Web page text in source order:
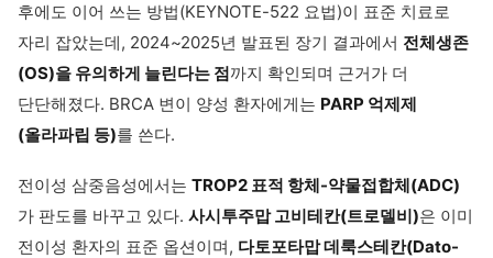
후에도 이어 쓰는 방법(KEYNOTE-522 요법)이 표준 치료로
자리 잡았는데, 2024~2025년 발표된 장기 결과에서 전체생존
(OS)을 유의하게 늘린다는 점까지 확인되며 근거가 더
단단해졌다. BRCA 변이 양성 환자에게는 PARP 억제제
(올라파립 등)를 쓴다.
전이성 삼중음성에서는 TROP2 표적 항체-약물접합체(ADC)
가 판도를 바꾸고 있다. 사시투주맙 고비테칸(트로델비)은 이미
전이성 환자의 표준 옵션이며, 다토포타맙 데룩스테칸(Dato-